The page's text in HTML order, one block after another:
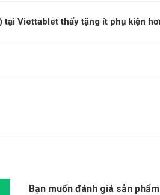
tại Viettablet thấy tặng ít phụ kiện
Bạn muốn đánh giá sản